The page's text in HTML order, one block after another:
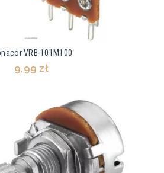
VRB-101M100
9,99 zł